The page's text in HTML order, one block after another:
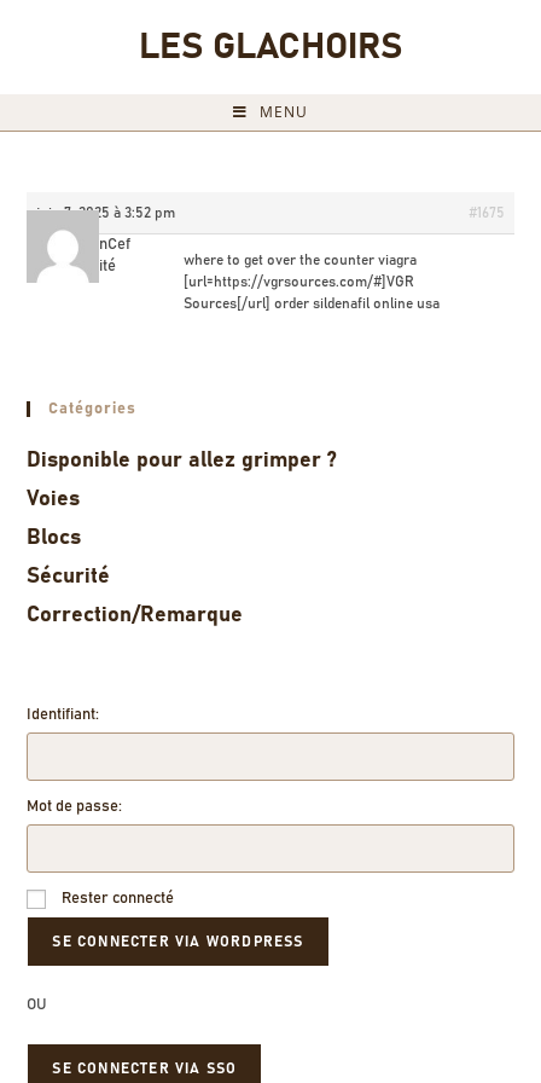
LES GLACHOIRS
MENU
juin 7, 2025 à 3:52 pm #1675
BrandonCef
Invité
where to get over the counter viagra
[url=https://vgrsources.com/#]VGR
Sources[/url] order sildenafil online usa
Catégories
Disponible pour allez grimper ?
Voies
Blocs
Sécurité
Correction/Remarque
Identifiant:
Mot de passe:
Rester connecté
OU
SE CONNECTER VIA SSO